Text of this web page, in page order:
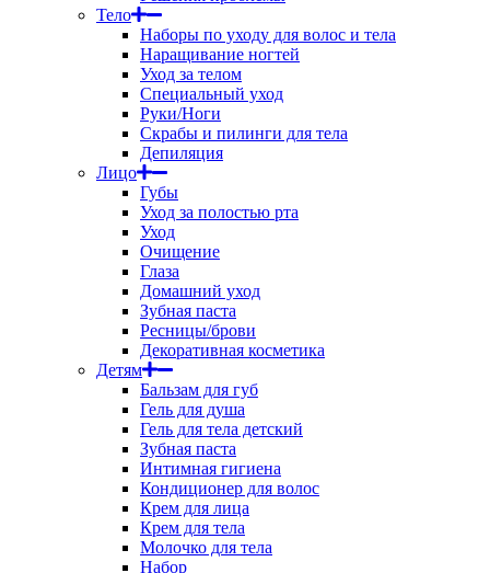
Тело
Наборы по уходу для волос и тела
Наращивание ногтей
Уход за телом
Специальный уход
Руки/Ноги
Скрабы и пилинги для тела
Депиляция
Лицо
Губы
Уход за полостью рта
Уход
Очищение
Глаза
Домашний уход
Зубная паста
Ресницы/брови
Декоративная косметика
Детям
Бальзам для губ
Гель для душа
Гель для тела детский
Зубная паста
Интимная гигиена
Кондиционер для волос
Крем для лица
Крем для тела
Молочко для тела
Набор